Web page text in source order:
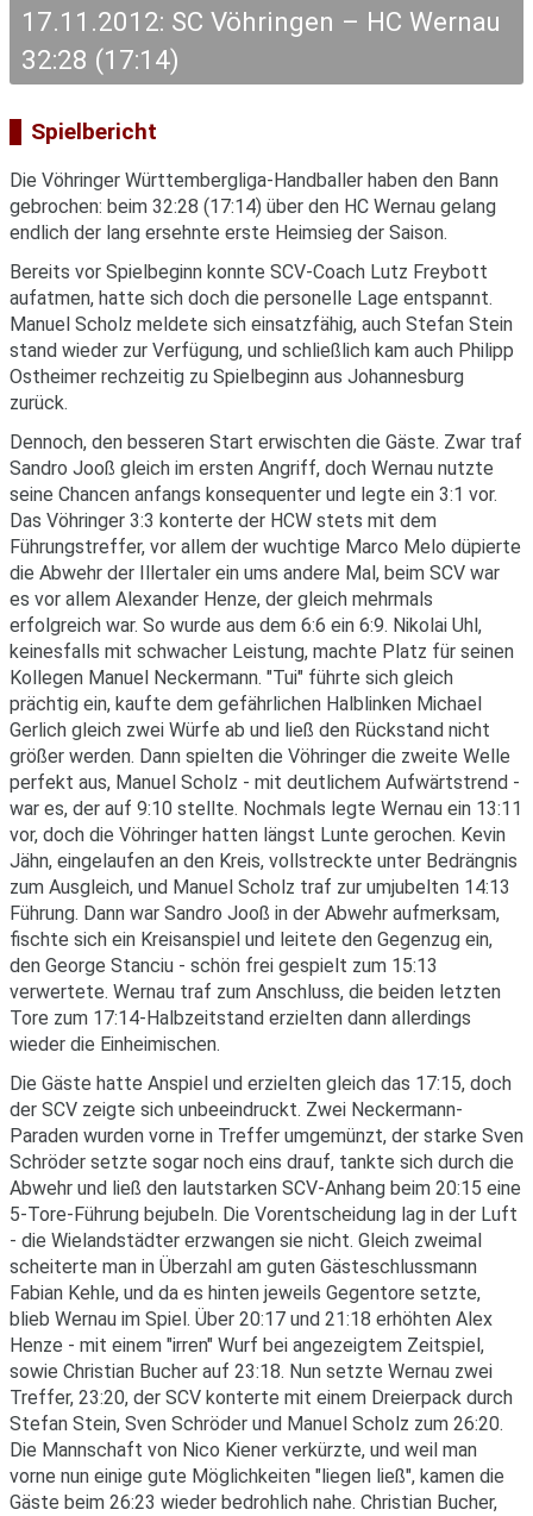
17.11.2012: SC Vöhringen – HC Wernau
32:28 (17:14)
Spielbericht
Die Vöhringer Württembergliga-Handballer haben den Bann
gebrochen: beim 32:28 (17:14) über den HC Wernau gelang
endlich der lang ersehnte erste Heimsieg der Saison.
Bereits vor Spielbeginn konnte SCV-Coach Lutz Freybott
aufatmen, hatte sich doch die personelle Lage entspannt.
Manuel Scholz meldete sich einsatzfähig, auch Stefan Stein
stand wieder zur Verfügung, und schließlich kam auch Philipp
Ostheimer rechzeitig zu Spielbeginn aus Johannesburg
zurück.
Dennoch, den besseren Start erwischten die Gäste. Zwar traf
Sandro Jooß gleich im ersten Angriff, doch Wernau nutzte
seine Chancen anfangs konsequenter und legte ein 3:1 vor.
Das Vöhringer 3:3 konterte der HCW stets mit dem
Führungstreffer, vor allem der wuchtige Marco Melo düpierte
die Abwehr der Illertaler ein ums andere Mal, beim SCV war
es vor allem Alexander Henze, der gleich mehrmals
erfolgreich war. So wurde aus dem 6:6 ein 6:9. Nikolai Uhl,
keinesfalls mit schwacher Leistung, machte Platz für seinen
Kollegen Manuel Neckermann. "Tui" führte sich gleich
prächtig ein, kaufte dem gefährlichen Halblinken Michael
Gerlich gleich zwei Würfe ab und ließ den Rückstand nicht
größer werden. Dann spielten die Vöhringer die zweite Welle
perfekt aus, Manuel Scholz - mit deutlichem Aufwärtstrend -
war es, der auf 9:10 stellte. Nochmals legte Wernau ein 13:11
vor, doch die Vöhringer hatten längst Lunte gerochen. Kevin
Jähn, eingelaufen an den Kreis, vollstreckte unter Bedrängnis
zum Ausgleich, und Manuel Scholz traf zur umjubelten 14:13
Führung. Dann war Sandro Jooß in der Abwehr aufmerksam,
fischte sich ein Kreisanspiel und leitete den Gegenzug ein,
den George Stanciu - schön frei gespielt zum 15:13
verwertete. Wernau traf zum Anschluss, die beiden letzten
Tore zum 17:14-Halbzeitstand erzielten dann allerdings
wieder die Einheimischen.
Die Gäste hatte Anspiel und erzielten gleich das 17:15, doch
der SCV zeigte sich unbeeindruckt. Zwei Neckermann-
Paraden wurden vorne in Treffer umgemünzt, der starke Sven
Schröder setzte sogar noch eins drauf, tankte sich durch die
Abwehr und ließ den lautstarken SCV-Anhang beim 20:15 eine
5-Tore-Führung bejubeln. Die Vorentscheidung lag in der Luft
- die Wielandstädter erzwangen sie nicht. Gleich zweimal
scheiterte man in Überzahl am guten Gästeschlussmann
Fabian Kehle, und da es hinten jeweils Gegentore setzte,
blieb Wernau im Spiel. Über 20:17 und 21:18 erhöhten Alex
Henze - mit einem "irren" Wurf bei angezeigtem Zeitspiel,
sowie Christian Bucher auf 23:18. Nun setzte Wernau zwei
Treffer, 23:20, der SCV konterte mit einem Dreierpack durch
Stefan Stein, Sven Schröder und Manuel Scholz zum 26:20.
Die Mannschaft von Nico Kiener verkürzte, und weil man
vorne nun einige gute Möglichkeiten "liegen ließ", kamen die
Gäste beim 26:23 wieder bedrohlich nahe. Christian Bucher,